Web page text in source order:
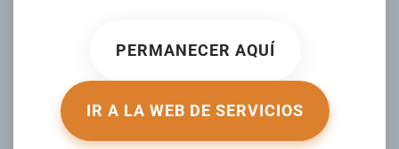
PERMANECER AQUÍ
IR A LA WEB DE SERVICIOS
ESCRITO POR ELDIA.COM.DO EL17 JUNIO 2025